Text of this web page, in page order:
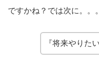
ですかね？では次に。。。
『将来やりた